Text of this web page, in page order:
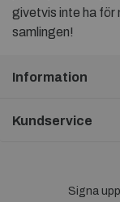
givetvis inte ha
samlingen!
Information
Kundservice
Signa